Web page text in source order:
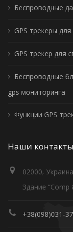
Беспроводные
GPS трекеры
GPS трекер для
Беспроводные
gps мониторинга
Функции GPS
Наши контакты
02000,
Здание “Comp
+38(098)031-